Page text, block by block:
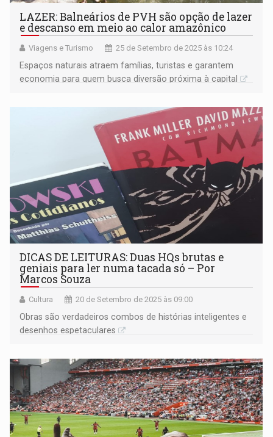
LAZER: Balneários de PVH são opção de lazer
e descanso em meio ao calor amazônico
Viagens e Turismo 25 de Setembro de 2025 às 10:24
Espaços naturais atraem famílias, turistas e garantem
economia para quem busca diversão próxima à capital
DICAS DE LEITURAS: Duas HQs brutas e
geniais para ler numa tacada só – Por
Marcos Souza
Cultura 20 de Setembro de 2025 às 09:00
Obras são verdadeiros combos de histórias inteligentes e
desenhos espetaculares